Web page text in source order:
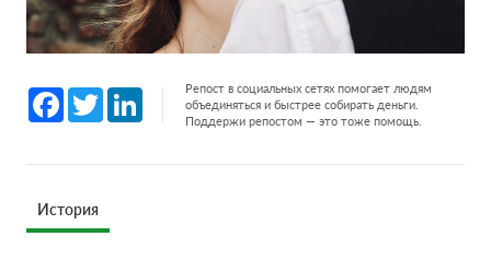
Facebook
Twitter LinkedInРепост в социальных сетях помогает людям
объединяться и быстрее собирать деньги.
Поддержи репостом — это тоже помощь.
История